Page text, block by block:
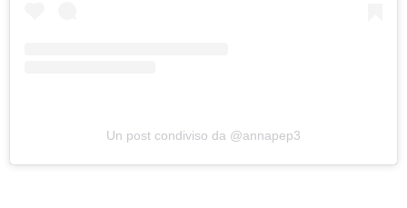
Un post condiviso da @annapep3